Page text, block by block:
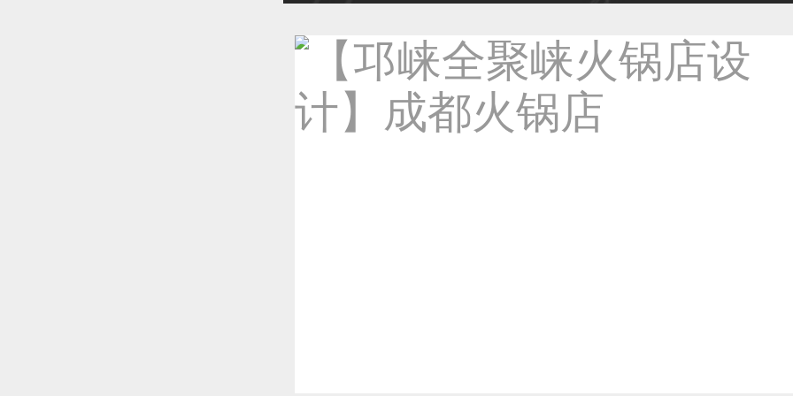
恭喜133****9020用户作品